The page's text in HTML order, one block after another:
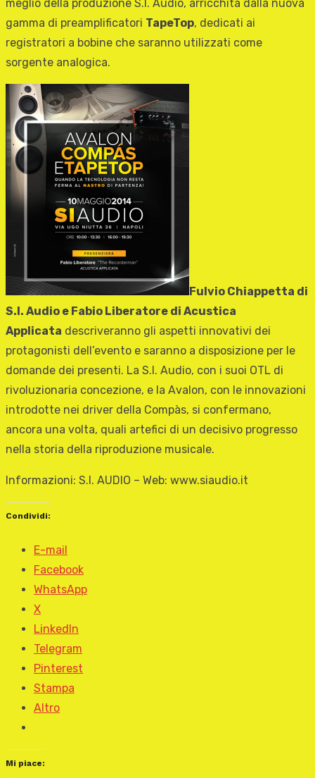
meglio della produzione S.I. Audio, arricchita dalla nuova
gamma di preamplificatori TapeTop, dedicati ai
registratori a bobine che saranno utilizzati come
sorgente analogica.
Fulvio Chiappetta di
S.I. Audio e Fabio Liberatore di Acustica
Applicata descriveranno gli aspetti innovativi dei
protagonisti dell’evento e saranno a disposizione per le
domande dei presenti. La S.I. Audio, con i suoi OTL di
rivoluzionaria concezione, e la Avalon, con le innovazioni
introdotte nei driver della Compàs, si confermano,
ancora una volta, quali artefici di un decisivo progresso
nella storia della riproduzione musicale.
Informazioni: S.I. AUDIO – Web: www.siaudio.it
Condividi:
E-mail
Facebook
WhatsApp
X
LinkedIn
Telegram
Pinterest
Stampa
Altro
Mi piace: